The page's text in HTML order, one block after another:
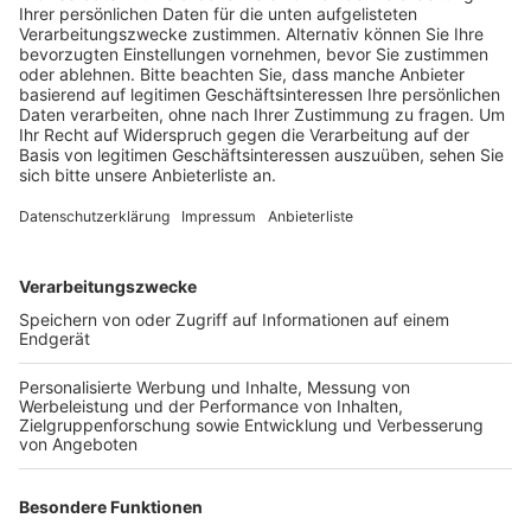
sich inzwischen auf einen 26- und einen 30 Jahre
alten Mann. Sie sollen ebenso wie der Getötete
Mitglieder eines mittlerweile aufgelösten Charters
der Hells Angels sein.
Veröffentlicht:Freitag, 02.06.2023 16:17
Gegen sie wurden Haftbefehle wegen Mordes und
versuchtem Mordes erlassen. Die Kölner
Staatsanwaltschaft wird jetzt außerdem
internationale Haftbefehle beantragen, denn es
besteht der Verdacht, dass sich die beiden Männer ins
Ausland abgesetzt haben. Sie sollen am 27. Mai einen
35-Jährigen auf offener Straße mit einem Kopfschuss
durch einen Schuss lebensgefährlich am Hals verletzt.